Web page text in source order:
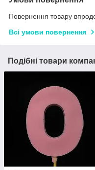
Повернення товару
Всі умови повернення
Подібні товари